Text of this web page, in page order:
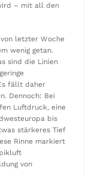
– mit all den
letzter Woche
wenig getan.
sind die Linien
fällt daher
Dennoch: Bei
Luftdruck, eine
bis
stärkeres Tief
Rinne markiert
von